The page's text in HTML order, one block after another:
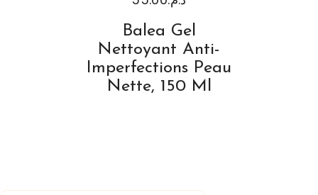
Balea Gel
Nettoyant Anti-
Imperfections Peau
Nette, 150 Ml